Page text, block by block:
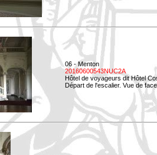
06 - Menton
20160600543NUC2A
Hôtel de voyageurs dit Hôtel
Départ de l'escalier. Vue de